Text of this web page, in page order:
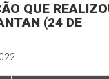
QUE
(24 DE